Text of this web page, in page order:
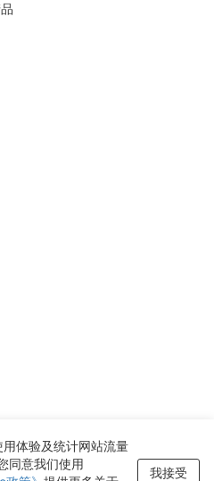
体验及统计网站流量
同意我们使用
我接受